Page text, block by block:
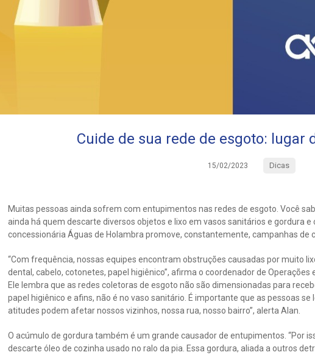
Cuide de sua rede de esgoto: lugar
15/02/2023 Dicas
Muitas pessoas ainda sofrem com entupimentos nas redes de esgoto. Você
ainda há quem descarte diversos objetos e lixo em vasos sanitários e gordura
concessionária Águas de Holambra promove, constantemente, campanhas de
“Com frequência, nossas equipes encontram obstruções causadas por muito
dental, cabelo, cotonetes, papel higiênico”, afirma o coordenador de Operações
Ele lembra que as redes coletoras de esgoto não são dimensionadas para
papel higiênico e afins, não é no vaso sanitário. É importante que as pessoas
atitudes podem afetar nossos vizinhos, nossa rua, nosso bairro”, alerta Alan.
O acúmulo de gordura também é um grande causador de entupimentos. “Por
descarte óleo de cozinha usado no ralo da pia. Essa gordura, aliada a outros